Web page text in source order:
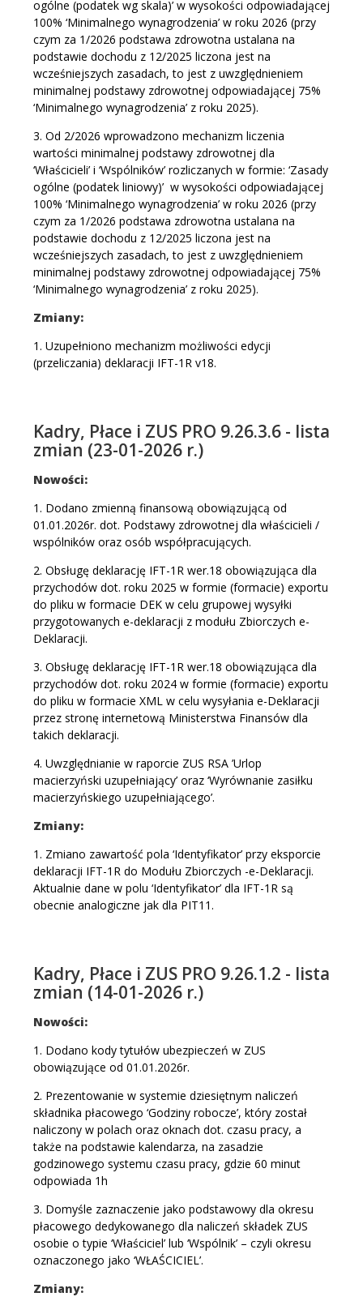
ogólne (podatek wg skala)’ w wysokości odpowiadającej
100% ‘Minimalnego wynagrodzenia’ w roku 2026 (przy
czym za 1/2026 podstawa zdrowotna ustalana na
podstawie dochodu z 12/2025 liczona jest na
wcześniejszych zasadach, to jest z uwzględnieniem
minimalnej podstawy zdrowotnej odpowiadającej 75%
‘Minimalnego wynagrodzenia’ z roku 2025).
3. Od 2/2026 wprowadzono mechanizm liczenia
wartości minimalnej podstawy zdrowotnej dla
‘Właścicieli’ i ‘Wspólników’ rozliczanych w formie: ‘Zasady
ogólne (podatek liniowy)’ w wysokości odpowiadającej
100% ‘Minimalnego wynagrodzenia’ w roku 2026 (przy
czym za 1/2026 podstawa zdrowotna ustalana na
podstawie dochodu z 12/2025 liczona jest na
wcześniejszych zasadach, to jest z uwzględnieniem
minimalnej podstawy zdrowotnej odpowiadającej 75%
‘Minimalnego wynagrodzenia’ z roku 2025).
Zmiany:
1. Uzupełniono mechanizm możliwości edycji
(przeliczania) deklaracji IFT-1R v18.
Kadry, Płace i ZUS PRO 9.26.3.6 - lista
zmian (23-01-2026 r.)
Nowości:
1. Dodano zmienną finansową obowiązującą od
01.01.2026r. dot. Podstawy zdrowotnej dla właścicieli /
wspólników oraz osób współpracujących.
2. Obsługę deklarację IFT-1R wer.18 obowiązująca dla
przychodów dot. roku 2025 w formie (formacie) exportu
do pliku w formacie DEK w celu grupowej wysyłki
przygotowanych e-deklaracji z modułu Zbiorczych e-
Deklaracji.
3. Obsługę deklarację IFT-1R wer.18 obowiązująca dla
przychodów dot. roku 2024 w formie (formacie) exportu
do pliku w formacie XML w celu wysyłania e-Deklaracji
przez stronę internetową Ministerstwa Finansów dla
takich deklaracji.
4. Uwzględnianie w raporcie ZUS RSA ’Urlop
macierzyński uzupełniający’ oraz ‘Wyrównanie zasiłku
macierzyńskiego uzupełniającego’.
Zmiany:
1. Zmiano zawartość pola ‘Identyfikator’ przy eksporcie
deklaracji IFT-1R do Modułu Zbiorczych -e-Deklaracji.
Aktualnie dane w polu ‘Identyfikator’ dla IFT-1R są
obecnie analogiczne jak dla PIT11.
Kadry, Płace i ZUS PRO 9.26.1.2 - lista
zmian (14-01-2026 r.)
Nowości:
1. Dodano kody tytułów ubezpieczeń w ZUS
obowiązujące od 01.01.2026r.
2. Prezentowanie w systemie dziesiętnym naliczeń
składnika płacowego ‘Godziny robocze’, który został
naliczony w polach oraz oknach dot. czasu pracy, a
także na podstawie kalendarza, na zasadzie
godzinowego systemu czasu pracy, gdzie 60 minut
odpowiada 1h
3. Domyśle zaznaczenie jako podstawowy dla okresu
płacowego dedykowanego dla naliczeń składek ZUS
osobie o typie ‘Właściciel’ lub ‘Wspólnik’ – czyli okresu
oznaczonego jako ‘WŁAŚCICIEL’.
Zmiany: